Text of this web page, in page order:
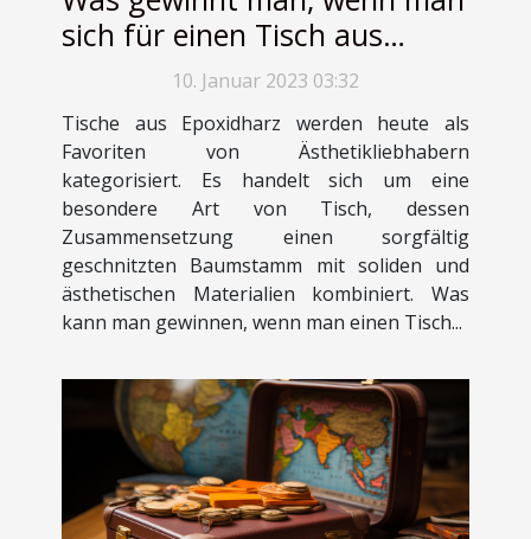
sich für einen Tisch aus
Epoxidharz entscheidet ?
10. Januar 2023 03:32
Tische aus Epoxidharz werden heute als
Favoriten von Ästhetikliebhabern
kategorisiert. Es handelt sich um eine
besondere Art von Tisch, dessen
Zusammensetzung einen sorgfältig
geschnitzten Baumstamm mit soliden und
ästhetischen Materialien kombiniert. Was
kann man gewinnen, wenn man einen Tisch...